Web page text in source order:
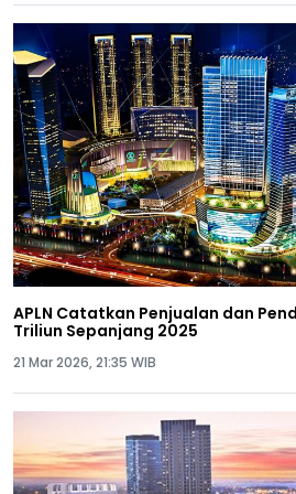
APLN Catatkan Penjualan dan
Triliun Sepanjang 2025
21 Mar 2026, 21:35 WIB